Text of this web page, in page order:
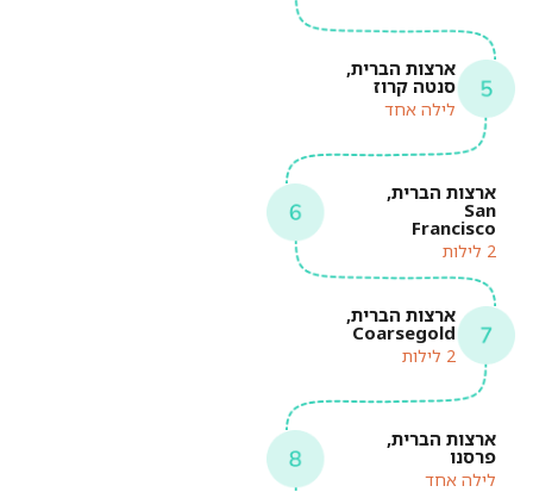
ארצות הברית,
סנטה קרוז
לילה אחד
ארצות הברית,
San
Francisco
2 לילות
ארצות הברית,
Coarsegold
2 לילות
ארצות הברית,
פרסנו
לילה אחד